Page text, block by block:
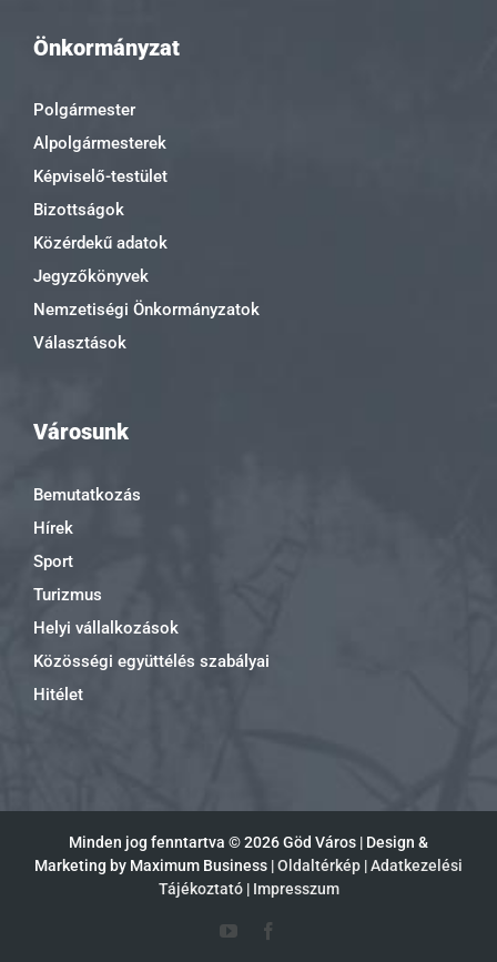
Önkormányzat
Polgármester
Alpolgármesterek
Képviselő-testület
Bizottságok
Közérdekű adatok
Jegyzőkönyvek
Nemzetiségi Önkormányzatok
Választások
Városunk
Bemutatkozás
Hírek
Sport
Turizmus
Helyi vállalkozások
Közösségi együttélés szabályai
Hitélet
Minden jog fenntartva ©2026 Göd Város | Design &
Marketing by Maximum Business |Oldaltérkép |Adatkezelési
Tájékoztató| Impresszum
YouTube